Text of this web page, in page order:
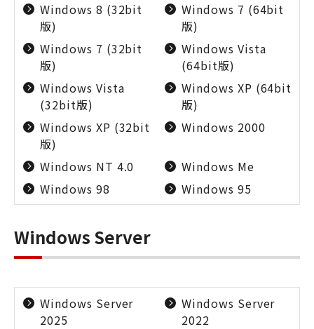
Windows 8 (32bit
版)
Windows 7 (64bit
版)
Windows 7 (32bit
版)
Windows Vista
(64bit版)
Windows Vista
(32bit版)
Windows XP (64bit
版)
Windows XP (32bit
版)
Windows 2000
Windows NT 4.0
Windows Me
Windows 98
Windows 95
Windows Server
Windows Server
2025
Windows Server
2022